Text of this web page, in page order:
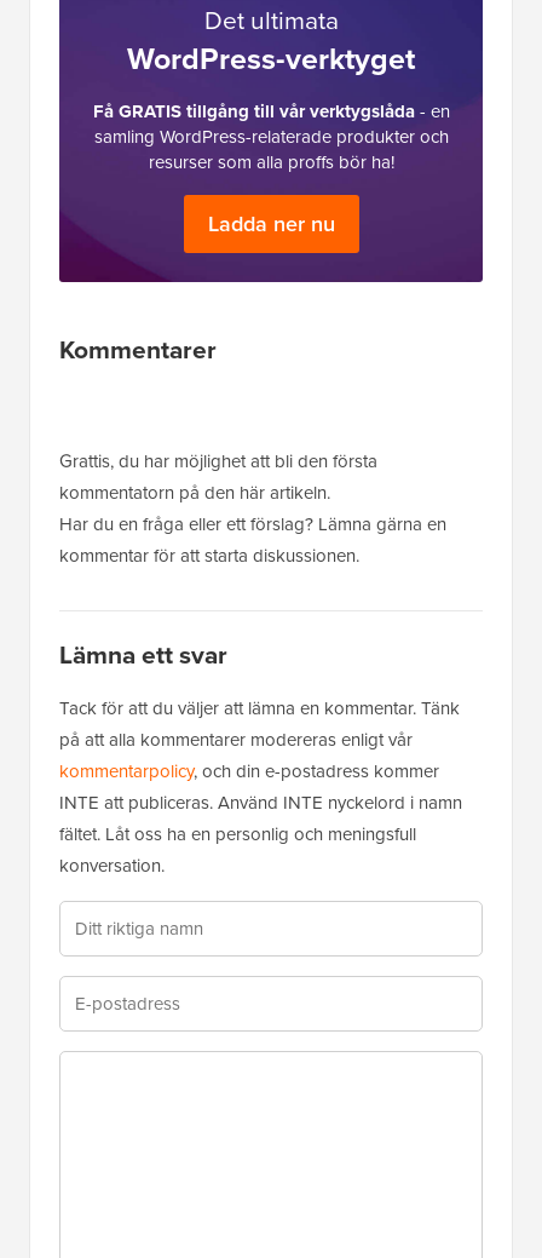
Det ultimata
WordPress-verktyget
Få GRATIS tillgång till vår verktygslåda- en
samling WordPress-relaterade produkter och
resurser som alla proffs bör ha!
Ladda ner nu
Läsarnas
Kommentarer
Grattis, du har möjlighet att bli den första
kommentatorn på den här artikeln.
Har du en fråga eller ett förslag? Lämna gärna en
kommentar för att starta diskussionen.
Lämna ett svar
Tack för att du väljer att lämna en kommentar. Tänk
på att alla kommentarer modereras enligt vår
kommentarpolicy, och din e-postadress kommer
INTE att publiceras. Använd INTE nyckelord i namn
fältet. Låt oss ha en personlig och meningsfull
konversation.